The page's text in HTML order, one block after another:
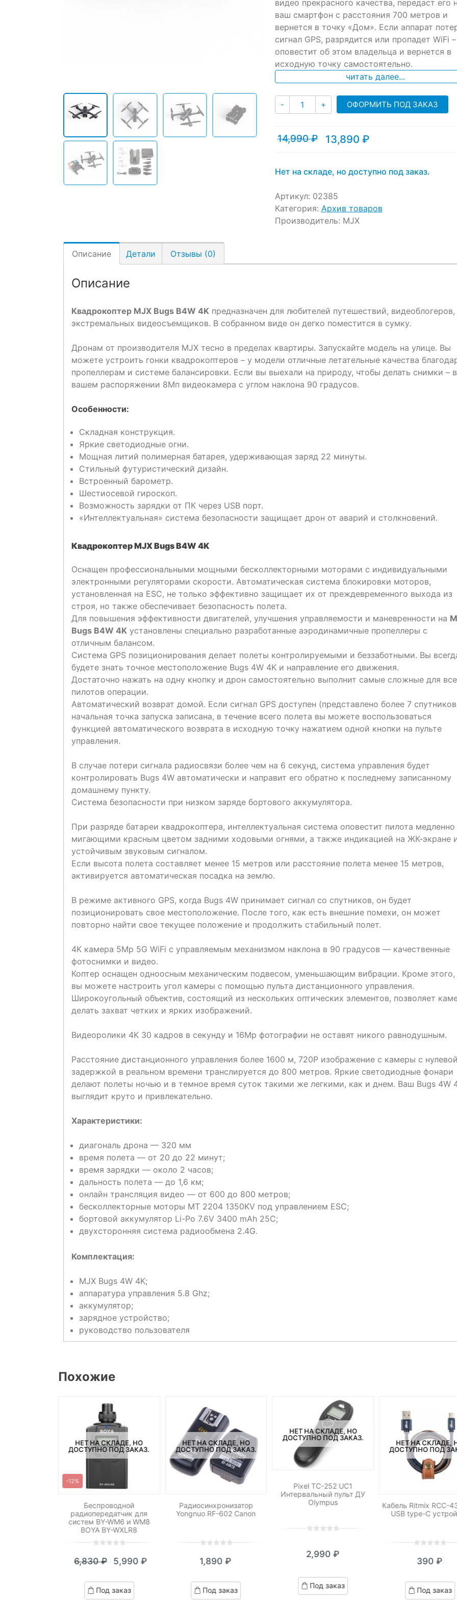
видео прекрасного качества, передаст его
ваш смартфон с расстояния 700 метров и
вернется в точку «Дом». Если аппарат
сигнал GPS, разрядится или пропадет WiFi
оповестит об этом владельца и вернется в
исходную точку самостоятельно.
читать далее...
- Количество
+ ОФОРМИТЬ ПОД ЗАКАЗ
14,990₽
Первоначальная
14,990 ₽.
13,890 ₽
Текущая
Нет на складе, но доступно под заказ.
Артикул: 02385
Категория: Архив товаров
Производитель: MJX
Описание Детали Отзывы (0)
Описание
Квадрокоптер MJX Bugs B4W 4K предназначен для любителей путешествий, видеоблогеров,
экстремальных видеосъемщиков. В собранном виде он дегко поместится в сумку.
Дронам от производителя MJX тесно в пределах квартиры. Запускайте модель на улице. Вы
можете устроить гонки квадрокоптеров – у модели отличные летательные качества
пропеллерам и системе балансировки. Если вы выехали на природу, чтобы делать снимки – в
вашем распоряжении 8Мп видеокамера с углом наклона 90 градусов.
Особенности:
Складная конструкция.
Яркие светодиодные огни.
Мощная литий полимерная батарея, удерживающая заряд 22 минуты.
Стильный футуристический дизайн.
Встроенный барометр.
Шестиосевой гироскоп.
Возможность зарядки от ПК через USB порт.
«Интеллектуальная» система безопасности защищает дрон от аварий и столкновений.
Квадрокоптер MJX Bugs B4W 4K
Оснащен профессиональными мощными бесколлекторными моторами с индивидуальными
электронными регуляторами скорости. Автоматическая система блокировки моторов,
установленная на ESC, не только эффективно защищает их от преждевременного выхода из
строя, но также обеспечивает безопасность полета.
Для повышения эффективности двигателей, улучшения управляемости и маневренности на
Bugs B4W 4K установлены специально разработанные аэродинамичные пропеллеры с
отличным балансом.
Система GPS позиционирования делает полеты контролируемыми и беззаботными. Вы
будете знать точное местоположение Bugs 4W 4K и направление его движения.
Достаточно нажать на одну кнопку и дрон самостоятельно выполнит самые сложные для
пилотов операции.
Автоматический возврат домой. Если сигнал GPS доступен (представлено более 7
начальная точка запуска записана, в течение всего полета вы можете воспользоваться
функцией автоматического возврата в исходную точку нажатием одной кнопки на пульте
управления.
В случае потери сигнала радиосвязи более чем на 6 секунд, система управления будет
контролировать Bugs 4W автоматически и направит его обратно к последнему записанному
домашнему пункту.
Система безопасности при низком заряде бортового аккумулятора.
При разряде батареи квадрокоптера, интеллектуальная система оповестит пилота медленно
мигающими красным цветом задними ходовыми огнями, а также индикацией на ЖК-экране
устойчивым звуковым сигналом.
Если высота полета составляет менее 15 метров или расстояние полета менее 15 метров,
активируется автоматическая посадка на землю.
В режиме активного GPS, когда Bugs 4W принимает сигнал со спутников, он будет
позиционировать свое местоположение. После того, как есть внешние помехи, он может
повторно найти свое текущее положение и продолжить стабильный полет.
4K камера 5Mp 5G WiFi с управляемым механизмом наклона в 90 градусов — качественные
фотоснимки и видео.
Коптер оснащен одноосным механическим подвесом, уменьшающим вибрации. Кроме этого,
вы можете настроить угол камеры с помощью пульта дистанционного управления.
Широкоугольный объектив, состоящий из нескольких оптических элементов, позволяет
делать захват четких и ярких изображений.
Видеоролики 4K 30 кадров в секунду и 16Mp фотографии не оставят никого равнодушным.
Расстояние дистанционного управления более 1600 м, 720P изображение с камеры с
задержкой в реальном времени транслируется до 800 метров. Яркие светодиодные фонари
делают полеты ночью и в темное время суток такими же легкими, как и днем. Ваш Bugs 4W
выглядит круто и привлекательно.
Характеристики:
диагональ дрона — 320 мм
время полета — от 20 до 22 минут;
время зарядки — около 2 часов;
дальность полета — до 1,6 км;
онлайн трансляция видео — от 600 до 800 метров;
бесколлекторные моторы MT 2204 1350KV под управлением ESC;
бортовой аккумулятор Li-Po 7.6V 3400 mAh 25C;
двухсторонняя система радиообмена 2.4G.
Комплектация:
MJX Bugs 4W 4K;
аппаратура управления 5.8 Ghz;
аккумулятор;
зарядное устройство;
руководство пользователя
Похожие
НЕТ НА СКЛАДЕ, НО
ДОСТУПНО ПОД ЗАКАЗ.
-12%
Беспроводной
радиопередатчик для
систем BY-WM6 и WM8
BOYA BY-WXLR8
out
based
on
6,830₽
Первоначальная
цена
составляла
5,990 ₽
Текущая
цена:
5,990 ₽.
Под заказ
НЕТ НА СКЛАДЕ, НО
ДОСТУПНО ПОД ЗАКАЗ.
Радиосинхронизатор
Yongnuo RF-602 Canon
out
based
on
1,890₽
Под заказ
НЕТ НА СКЛАДЕ, НО
ДОСТУПНО ПОД ЗАКАЗ.
Pixel TC-252 UC1
Интервальный пульт ДУ
Olympus
of
on
customer
ratings
2,990 ₽
Под заказ
НЕТ НА СКЛАДЕ,
ДОСТУПНО ПОД
Кабель Ritmix RCC-
USB type-C
out
based
on
390₽
Под заказ